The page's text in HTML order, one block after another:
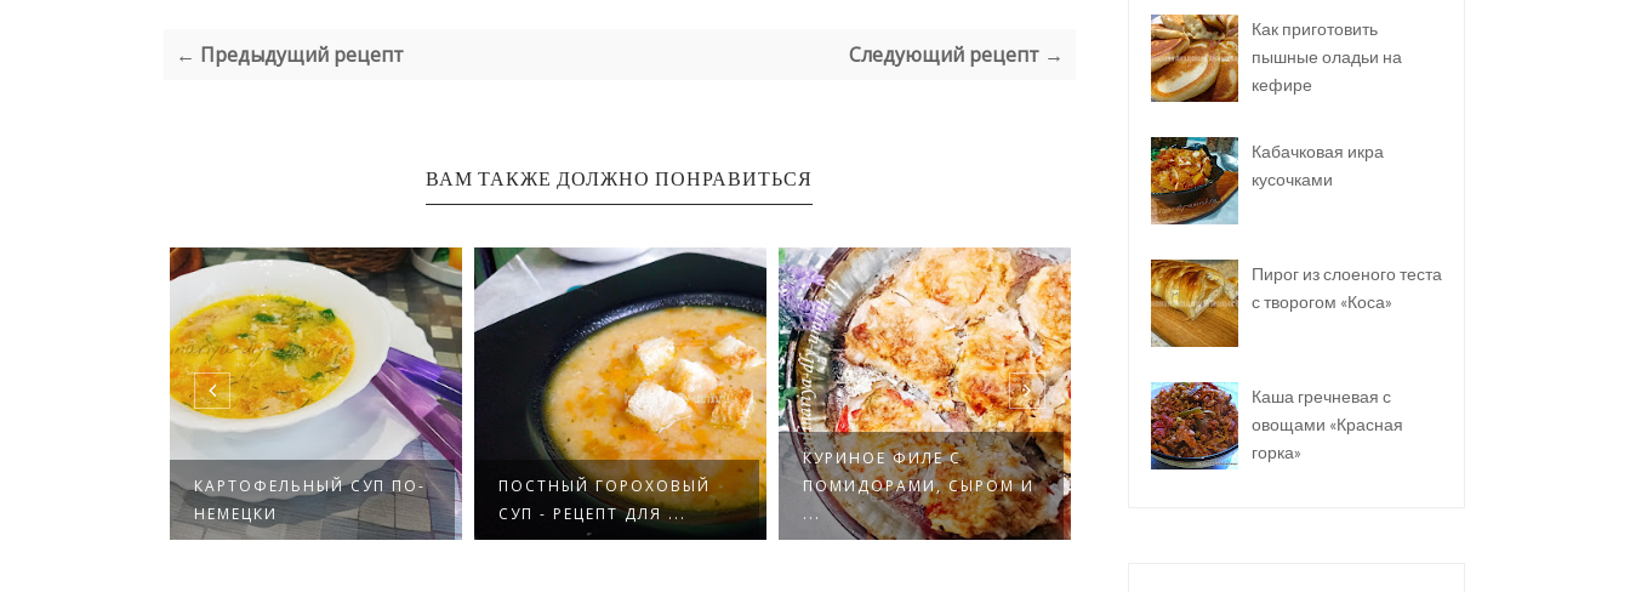
← Предыдущий рецепт Следующий рецепт →
ВАМ ТАКЖЕ ДОЛЖНО ПОНРАВИТЬСЯ
КАРТОФЕЛЬНЫЙ СУП ПО-
НЕМЕЦКИ
ПОСТНЫЙ ГОРОХОВЫЙ
СУП - РЕЦЕПТ ДЛЯ ...
КУРИНОЕ ФИЛЕ С
ПОМИДОРАМИ, СЫРОМ И
...
Как приготовить
пышные оладьи на
кефире
Кабачковая икра
кусочками
Пирог из слоеного теста
с творогом «Коса»
Каша гречневая с
овощами «Красная
горка»